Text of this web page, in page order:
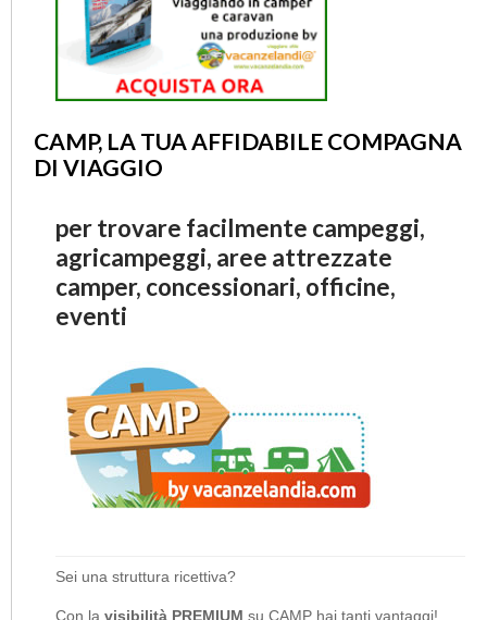
CAMP, LA TUA AFFIDABILE COMPAGNA
DI VIAGGIO
per trovare facilmente campeggi,
agricampeggi, aree attrezzate
camper, concessionari, officine,
eventi
Sei una struttura ricettiva?
Con la visibilità PREMIUM su CAMP hai tanti vantaggi!